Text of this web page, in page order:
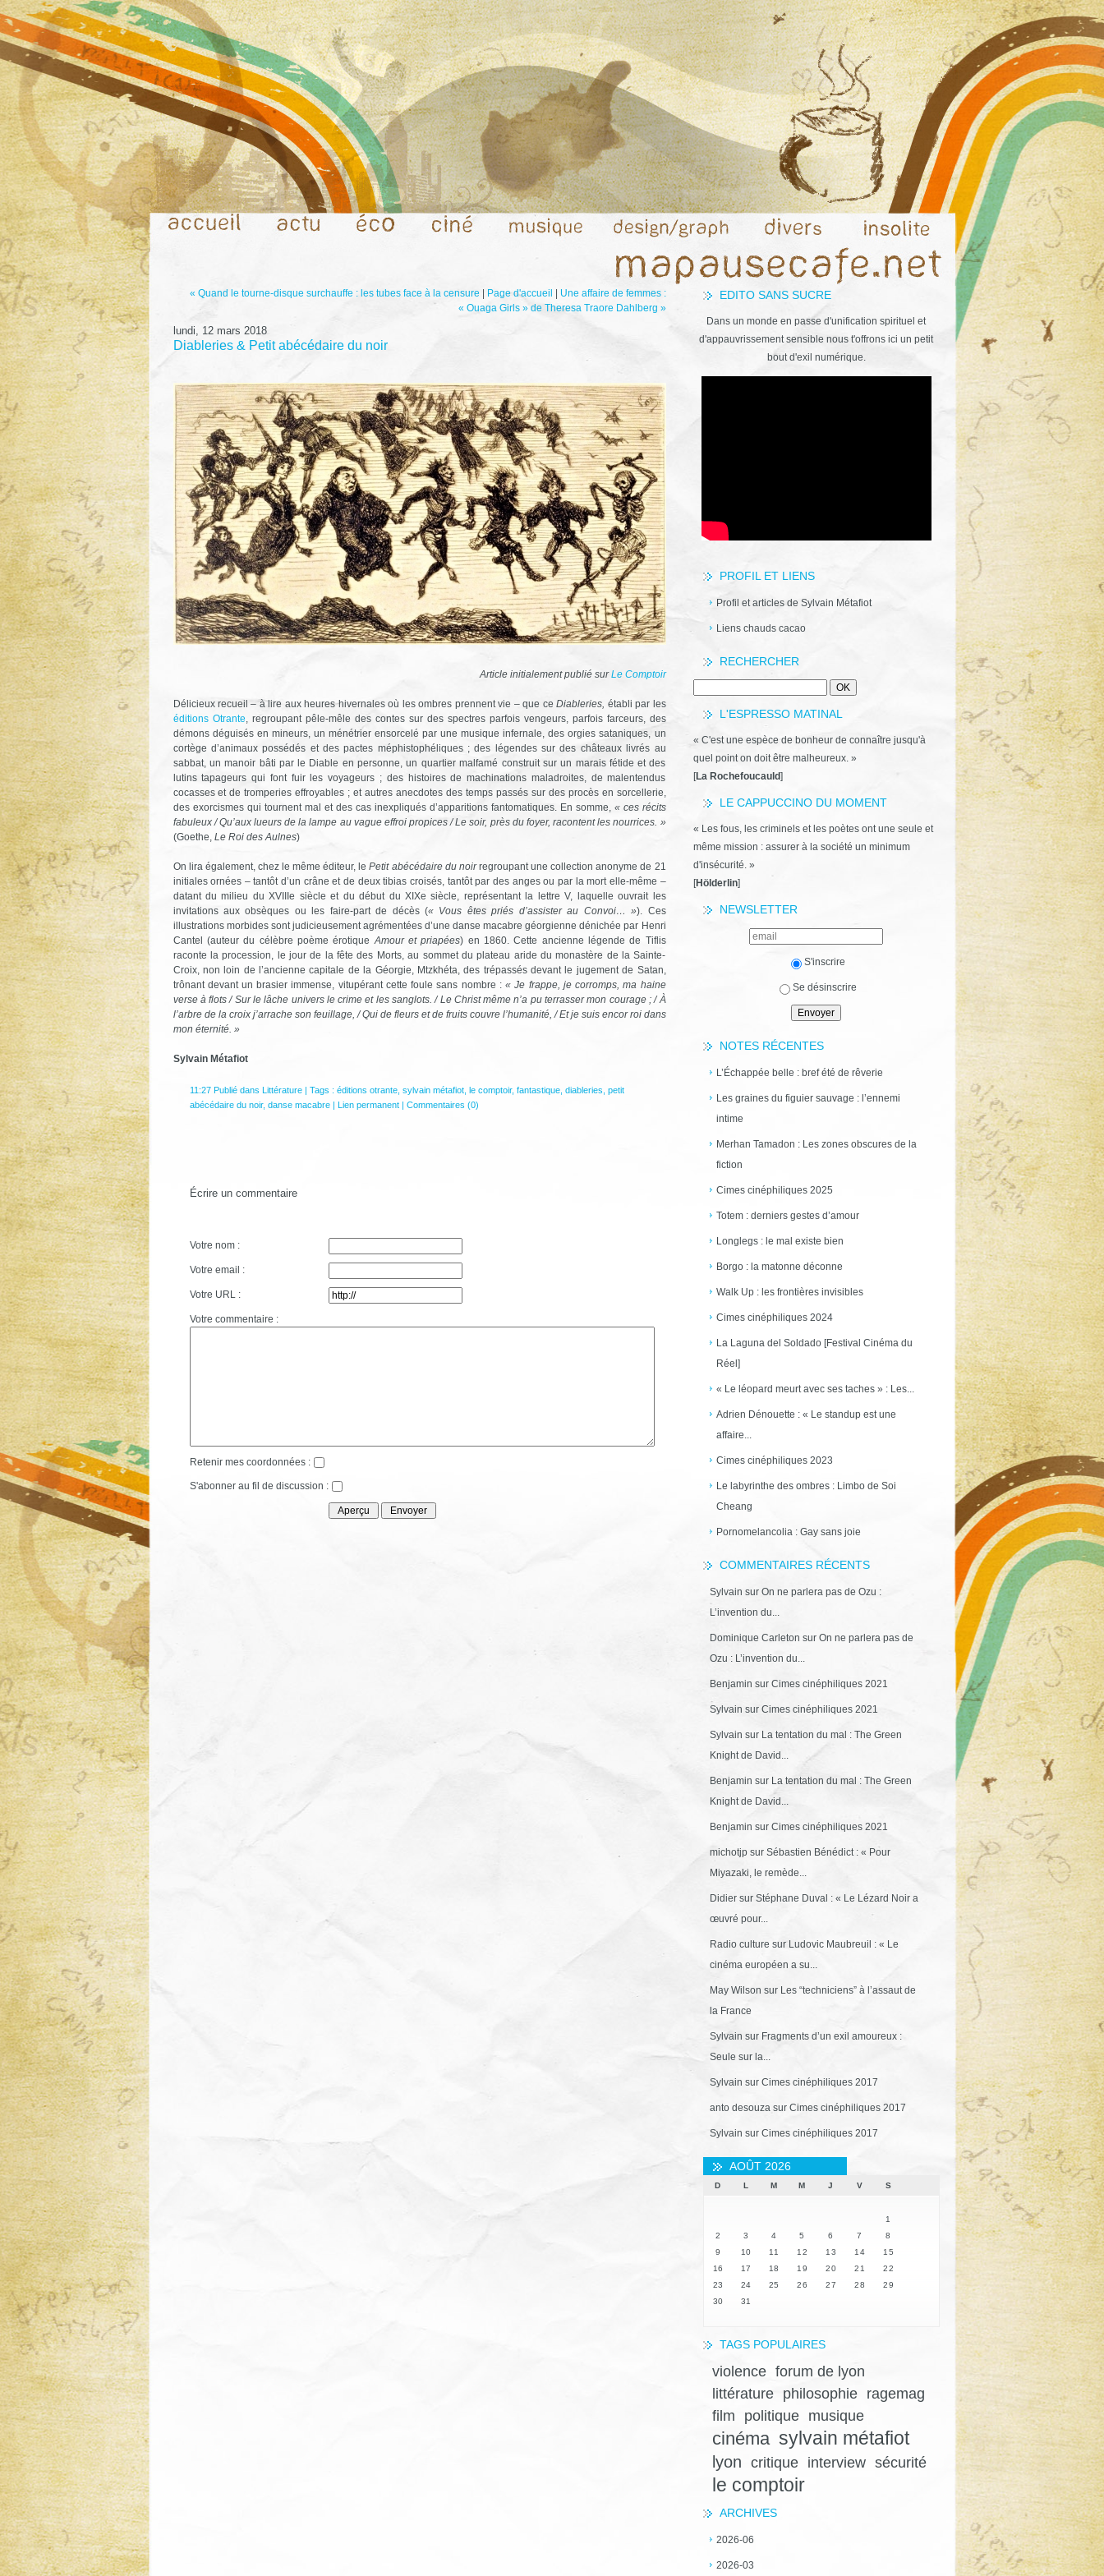
EDITO SANS SUCRE
Dans un monde en passe d'unification spirituel et
d'appauvrissement sensible nous t'offrons ici un petit
bout d'exil numérique.
PROFIL ET LIENS
Profil et articles de Sylvain Métafiot
Liens chauds cacao
RECHERCHER
L'ESPRESSO MATINAL
« C'est une espèce de bonheur de connaître jusqu'à
quel point on doit être malheureux. »
[La Rochefoucauld]
LE CAPPUCCINO DU MOMENT
« Les fous, les criminels et les poètes ont une seule et
même mission : assurer à la société un minimum
d'insécurité. »
[Hölderlin]
NEWSLETTER
S'inscrire
Se désinscrire
NOTES RÉCENTES
L’Échappée belle : bref été de rêverie
Les graines du figuier sauvage : l’ennemi
intime
Merhan Tamadon : Les zones obscures de la
fiction
Cimes cinéphiliques 2025
Totem : derniers gestes d’amour
Longlegs : le mal existe bien
Borgo : la matonne déconne
Walk Up : les frontières invisibles
Cimes cinéphiliques 2024
La Laguna del Soldado [Festival Cinéma du
Réel]
« Le léopard meurt avec ses taches » : Les...
Adrien Dénouette : « Le standup est une
affaire...
Cimes cinéphiliques 2023
Le labyrinthe des ombres : Limbo de Soi
Cheang
Pornomelancolia : Gay sans joie
COMMENTAIRES RÉCENTS
Sylvain sur On ne parlera pas de Ozu :
L’invention du...
Dominique Carleton sur On ne parlera pas de
Ozu : L’invention du...
Benjamin sur Cimes cinéphiliques 2021
Sylvain sur Cimes cinéphiliques 2021
Sylvain sur La tentation du mal : The Green
Knight de David...
Benjamin sur La tentation du mal : The Green
Knight de David...
Benjamin sur Cimes cinéphiliques 2021
michotjpsur Sébastien Bénédict : « Pour
Miyazaki, le remède...
Didiersur Stéphane Duval : « Le Lézard Noir a
œuvré pour...
Radio culture sur Ludovic Maubreuil : « Le
cinéma européen a su...
May Wilson sur Les “techniciens” à l’assaut de
la France
Sylvain sur Fragments d’un exil amoureux :
Seule sur la...
Sylvain sur Cimes cinéphiliques 2017
anto desouzasur Cimes cinéphiliques 2017
Sylvain sur Cimes cinéphiliques 2017
AOÛT 2026
D L M M J V S
1
2
3 4 5 6 7
8
9
10 11 12 13 14
15
16
17 18 19 20 21
22
23
24 25 26 27 28
29
30
31
TAGS POPULAIRES
violence forum de lyon
littérature
philosophie
ragemag
film
politique musique
cinéma sylvain métafiot
lyon critique interview sécurité
le comptoir
ARCHIVES
2026-06
2026-03
« Quand le tourne-disque surchauffe : les tubes face à la censure| Page d'accueil
Une affaire de femmes :
« Ouaga Girls » de Theresa Traore Dahlberg »
lundi, 12 mars 2018
Diableries & Petit abécédaire du noir
Article initialement publié surLe Comptoir
Délicieux recueil – à lire aux heures hivernales où les ombres prennent vie – que ceDiableries, établi par les
éditions Otrante , regroupant pêle-mêle des contes sur des spectres parfois vengeurs, parfois farceurs, des
démons déguisés en mineurs, un ménétrier ensorcelé par une musique infernale, des orgies sataniques, un
cortège d’animaux possédés et des pactes méphistophéliques ; des légendes sur des châteaux livrés au
sabbat, un manoir bâti par le Diable en personne, un quartier malfamé construit sur un marais fétide et des
lutins tapageurs qui font fuir les voyageurs ; des histoires de machinations maladroites, de malentendus
cocasses et de tromperies effroyables ; et autres anecdotes des temps passés sur des procès en sorcellerie,
des exorcismes qui tournent mal et des cas inexpliqués d’apparitions fantomatiques. En somme, « ces récits
fabuleux / Qu’aux lueurs de la lampe au vague effroi propices / Le soir, près du foyer, racontent les nourrices. »
(Goethe, Le Roi des Aulnes)
On lira également, chez le même éditeur, lePetit abécédaire du noirregroupant une collection anonyme de 21
initiales ornées – tantôt d’un crâne et de deux tibias croisés, tantôt par des anges ou par la mort elle-même –
datant du milieu du XVIIIe siècle et du début du XIXe siècle, représentant la lettre V, laquelle ouvrait les
invitations aux obsèques ou les faire-part de décès (« Vous êtes priés d’assister au Convoi… »). Ces
illustrations morbides sont judicieusement agrémentées d’une danse macabre géorgienne dénichée par Henri
Cantel (auteur du célèbre poème érotique Amour et priapées) en 1860. Cette ancienne légende de Tiflis
raconte la procession, le jour de la fête des Morts, au sommet du plateau aride du monastère de la Sainte-
Croix, non loin de l’ancienne capitale de la Géorgie, Mtzkhéta, des trépassés devant le jugement de Satan,
trônant devant un brasier immense, vitupérant cette foule sans nombre :«Je frappe, je corromps, ma haine
verse à flots /Sur le lâche univers le crime et les sanglots. /Le Christ même n’a pu terrasser mon courage ; /À
l’arbre de la croix j’arrache son feuillage, /Qui de fleurs et de fruits couvre l’humanité, /Et je suis encor roi dans
mon éternité. »
Sylvain Métafiot
11:27 Publié dans Littérature| Tags : éditions otrante, sylvain métafiot, le comptoir, fantastique, diableries petit
abécédaire du noir, danse macabre| Lien permanent| Commentaires (0)
Écrire un commentaire
Votre nom :
Votre email :
Votre URL :
Votre commentaire :
Retenir mes coordonnées :
S'abonner au fil de discussion :